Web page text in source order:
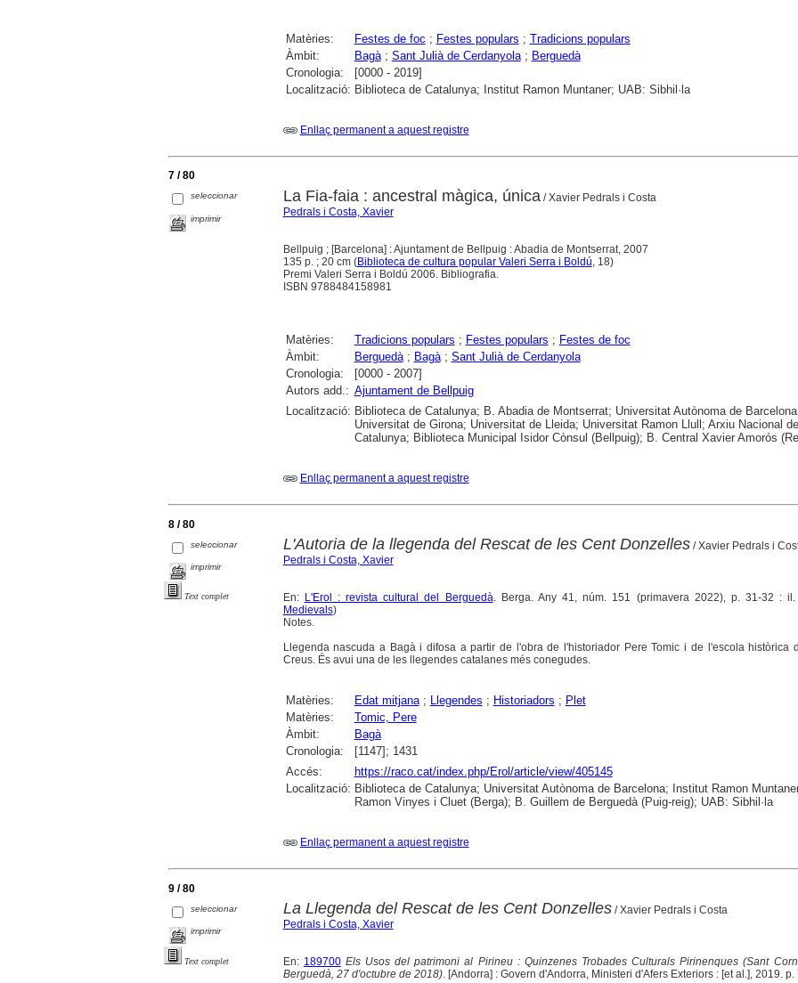
Matèries: Festes de foc ; Festes populars ; Tradicions populars
Àmbit:
Bagà; Sant Julià de Cerdanyola; Berguedà
Cronologia:
[0000 - 2019]
Localització: Biblioteca de Catalunya; Institut Ramon Muntaner; UAB: Sibhil·la
Enllaç permanent a aquest registre
7 / 80
seleccionar
imprimir
La Fia-faia : ancestral màgica, única / Xavier Pedrals i Costa
Pedrals i Costa, Xavier
Bellpuig ; [Barcelona] : Ajuntament de Bellpuig : Abadia de Montserrat, 2007
135 p. ; 20 cm (Biblioteca de cultura popular Valeri Serra i Boldú , 18)
Premi Valeri Serra i Boldú 2006. Bibliografia.
ISBN 9788484158981
Matèries: Tradicions populars ; Festes populars ; Festes de foc
Àmbit:
Berguedà; Bagà; Sant Julià de Cerdanyola
Cronologia:
[0000 - 2007]
Autors add.: Ajuntament de Bellpuig
Localització: Biblioteca de Catalunya; B. Abadia de Montserrat; Universitat Autònoma de
Universitat de Girona; Universitat de Lleida; Universitat Ramon Llull; Arxiu Nacional de
Catalunya; Biblioteca Municipal Isidor Cònsul (Bellpuig); B. Central Xavier Amorós
Enllaç permanent a aquest registre
8 / 80
seleccionar
imprimir
Text complet
L'Autoria de la llegenda del Rescat de les Cent Donzelles/ Xavier Pedrals i
Pedrals i Costa, Xavier
En: L'Erol : revista cultural del Berguedà . Berga. Any 41, núm. 151 (primavera 2022), p. 31-32 :
Medievals)
Notes.
Llegenda nascuda a Bagà i difosa a partir de l'obra de l'historiador Pere Tomic i de l'escola històrica
Creus. És avui una de les llegendes catalanes més conegudes.
Matèries: Edat mitjana; Llegendes ; Historiadors ; Plet
Matèries:
Tomic, Pere
Àmbit:
Bagà
Cronologia:
[1147]; 1431
Accés:
https://raco.cat/index.php/Erol/article/view/405145
Localització: Biblioteca de Catalunya; Universitat Autònoma de Barcelona; Institut Ramon
Ramon Vinyes i Cluet (Berga); B. Guillem de Berguedà (Puig-reig); UAB: Sibhil·la
Enllaç permanent a aquest registre
9 / 80
seleccionar
imprimir
Text complet
La Llegenda del Rescat de les Cent Donzelles/ Xavier Pedrals i Costa
Pedrals i Costa, Xavier
En: 189700 Els Usos del patrimoni al Pirineu : Quinzenes Trobades Culturals Pirinenques (Sant
Berguedà, 27 d'octubre de 2018). [Andorra] : Govern d'Andorra, Ministeri d'Afers Exteriors : [et al.], 2019. p.